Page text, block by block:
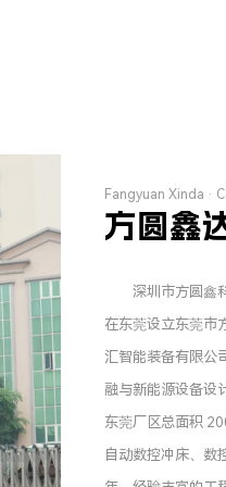
Fangyuan Xinda ·
方圆鑫
深圳市方圆鑫科
在东莞设立东莞市
汇智能装备有限公
融与新能源设备设
东莞厂区总面积
自动数控冲床、数